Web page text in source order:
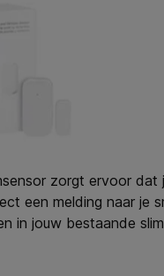
zorgt ervoor
een melding naar
in jouw bestaande